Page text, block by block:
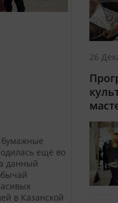
ещё во
данный
в Казанской
26